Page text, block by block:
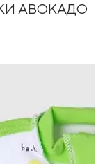
АВОКАДО